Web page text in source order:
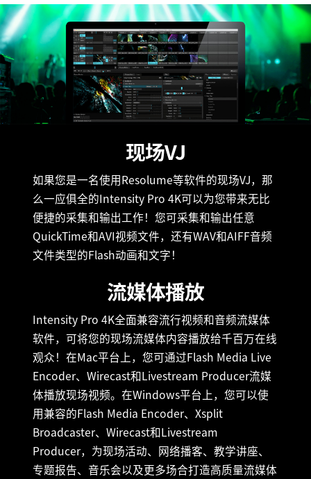
现场VJ
如果您是一名使用Resolume等软件的现场VJ，那
么一应俱全的Intensity Pro 4K可以为您带来无比
便捷的采集和输出工作！您可采集和输出任意
QuickTime和AVI视频文件，还有WAV和AIFF音频
文件类型的Flash动画和文字！
流媒体播放
Intensity Pro 4K全面兼容流行视频和音频流媒体
软件，可将您的现场流媒体内容播放给千百万在线
观众！在Mac平台上，您可通过Flash Media Live
Encoder、Wirecast和Livestream Producer流媒
体播放现场视频。在Windows平台上，您可以使
用兼容的Flash Media Encoder、Xsplit
Broadcaster、Wirecast和Livestream
Producer，为现场活动、网络播客、教学讲座、
专题报告、音乐会以及更多场合打造高质量流媒体